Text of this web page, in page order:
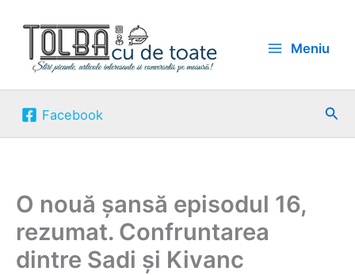
content
Meniu
Facebook
O nouă șansă episodul 16,
rezumat. Confruntarea
dintre Sadi și Kivanc